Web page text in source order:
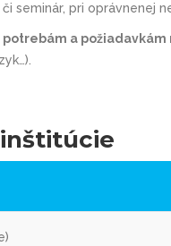
seminár, pri oprávnenej
a požiadavkám